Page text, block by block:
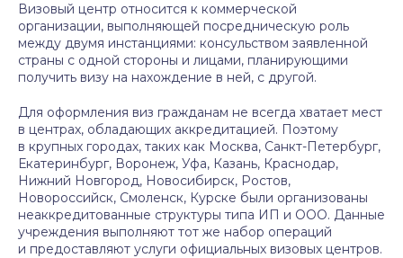
Визовый центр относится к коммерческой
организации, выполняющей посредническую роль
между двумя инстанциями: консульством заявленной
страны с одной стороны и лицами, планирующими
получить визу на нахождение в ней, с другой.
Для оформления виз гражданам не всегда хватает мест
в центрах, обладающих аккредитацией. Поэтому
в крупных городах, таких как Москва, Санкт-Петербург,
Екатеринбург, Воронеж, Уфа, Казань, Краснодар,
Нижний Новгород, Новосибирск, Ростов,
Новороссийск, Смоленск, Курске были организованы
неаккредитованные структуры типа ИП и ООО. Данные
учреждения выполняют тот же набор операций
и предоставляют услуги официальных визовых центров.